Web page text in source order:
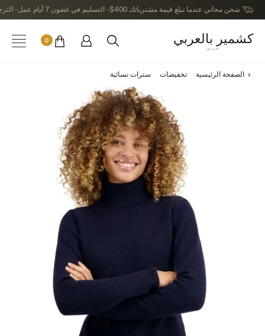
شحن مجاني عندما تبلغ قيمة مشترياتك 400$ - التسليم في غضون 7 أيام عمل - الترجيع في خلال 14 يوماً بعد الاستلام
كشمير بالعربي
عربى
0
الصفحة الرئيسية تخفيضات سترات نسائية